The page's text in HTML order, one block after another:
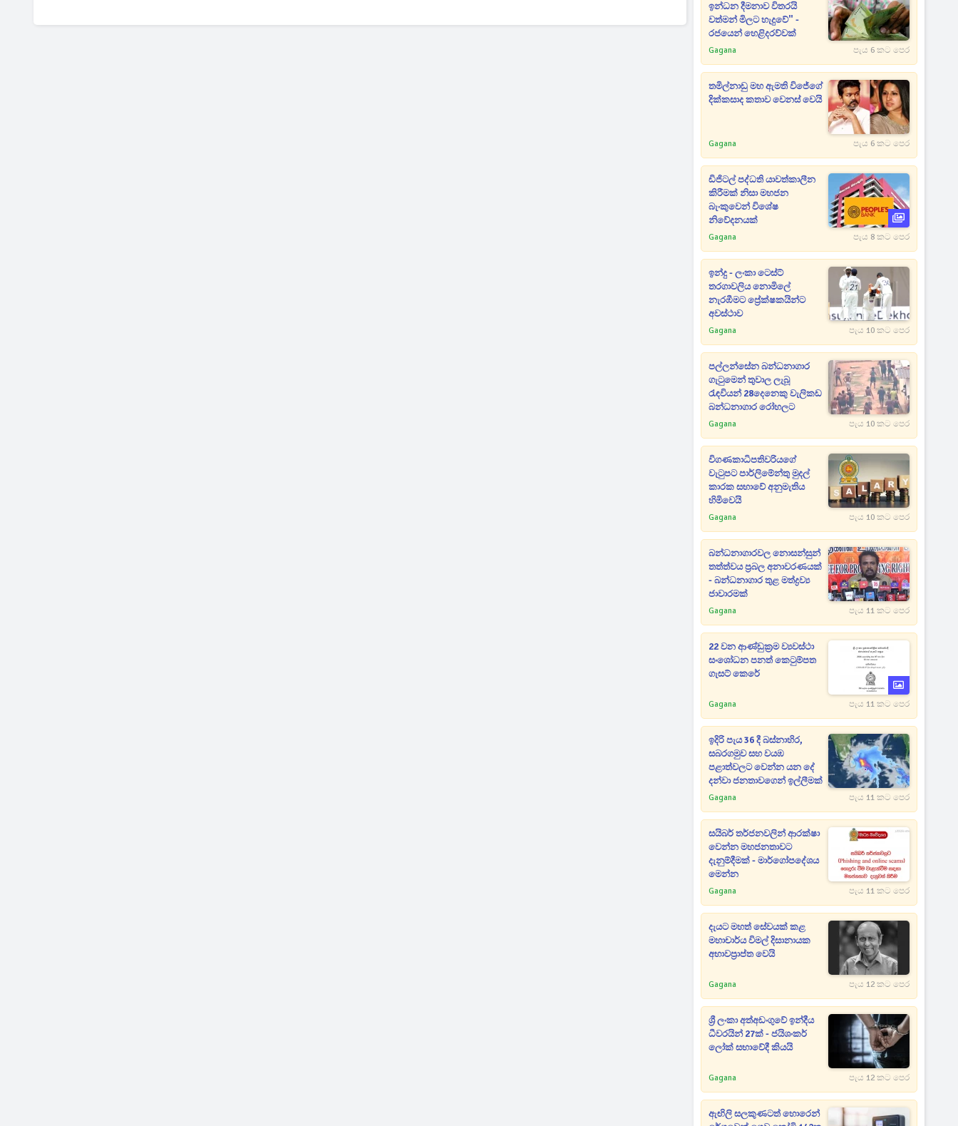
ඉන්ධන දීමනාව විතරයි
වත්මන් මිලට හැදුවේ" -
රජයෙන් හෙළිදරව්වක්
Gagana පැය 6 කට පෙර
තමිල්නාඩු මහ ඇමති විජේගේ
දික්කසාද කතාව වෙනස් වෙයි
Gagana පැය 6 කට පෙර
ඩිජිටල් පද්ධති යාවත්කාලීන
කිරීමක් නිසා මහජන
බැංකුවෙන් විශේෂ
නිවේදනයක්
Gagana පැය 8 කට පෙර
ඉන්දු - ලංකා ටෙස්ට්
තරගාවලිය නොමිලේ
නැරඹීමට ප්‍රේක්ෂකයින්ට
අවස්ථාව
Gagana පැය 10 කට පෙර
පල්ලන්සේන බන්ධනාගාර
ගැටුමෙන් තුවාල ලැබූ
රැඳවියන් 28දෙනෙකු වැලිකඩ
බන්ධනාගාර රෝහලට
Gagana පැය 10 කට පෙර
විගණකාධිපතිවරියගේ
වැටුපට පාර්ලිමේන්තු මුදල්
කාරක සභාවේ අනුමැතිය
හිමිවෙයි
Gagana පැය 10 කට පෙර
බන්ධනාගාරවල නොසන්සුන්
තත්ත්වය ප්‍රබල අනාවරණයක්
- බන්ධනාගාර තුළ මත්ද්‍රව්‍ය
ජාවාරමක්
Gagana පැය 11 කට පෙර
22 වන ආණ්ඩුක්‍රම ව්‍යවස්ථා
සංශෝධන පනත් කෙටුම්පත
ගැසට් කෙරේ
Gagana පැය 11 කට පෙර
ඉදිරි පැය 36 දී බස්නාහිර,
සබරගමුව සහ වයඹ
පළාත්වලට වෙන්න යන දේ
දන්වා ජනතාවගෙන් ඉල්ලීමක්
Gagana පැය 11 කට පෙර
සයිබර් තර්ජනවලින් ආරක්ෂා
වෙන්න මහජනතාවට
දැනුම්දීමක් - මාර්ගෝපදේශය
මෙන්න
Gagana පැය 11 කට පෙර
දැයට මහත් සේවයක් කළ
මහාචාර්ය විමල් දිසානායක
අභාවප්‍රාප්ත වෙයි
Gagana පැය 12 කට පෙර
ශ්‍රී ලංකා අත්අඩංගුවේ ඉන්දීය
ධීවරයින් 27ක් - ජයිශංකර්
ලෝක් සභාවේදී කියයි
Gagana පැය 12 කට පෙර
ඇඟිලි සලකුණටත් හොරෙන්